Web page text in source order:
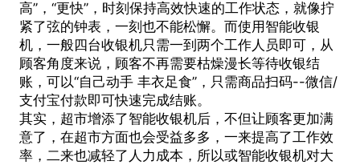
高”，“更快”，时刻保持高效快速的工作状态，就像拧
紧了弦的钟表，一刻也不能松懈。而使用 智能收银
机，一般四台收银机只需一到两个工作人员即可，从
顾客角度来说，顾客不再需要枯燥漫长等待收银结
账，可以“自己动手 丰衣足食”，只需商品扫码--微信/
支付宝付款即可快速完成结账。
其实，超市增添了智能收银机后，不但让顾客更加满
意了，在超市方面也会受益多多，一来提高了工作效
率，二来也减轻了人力成本，所以或智能收银机对大